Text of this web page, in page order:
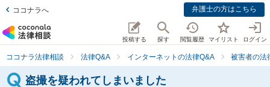
ココナラへ 弁護士の方はこちら
投稿する 探す 閲覧履歴 マイリスト ログイン
ココナラ法律相談 法律Q&A インターネットの法律Q&A 被害者の法
盗撮を疑われてしまいました